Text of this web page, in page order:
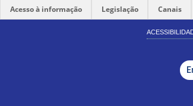
Acesso à informação Legislação Canais